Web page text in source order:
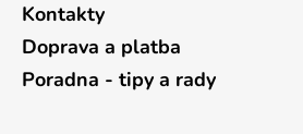
Kontakty
Doprava a platba
Poradna - tipy a rady